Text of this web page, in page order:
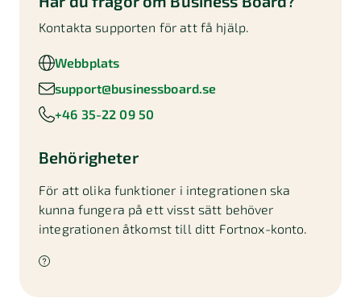
Kontakta supporten för att få hjälp.
Webbplats
support@businessboard.se
+46 35-22 09 50
Behörigheter
För att olika funktioner i integrationen ska
kunna fungera på ett visst sätt behöver
integrationen åtkomst till ditt Fortnox-konto.